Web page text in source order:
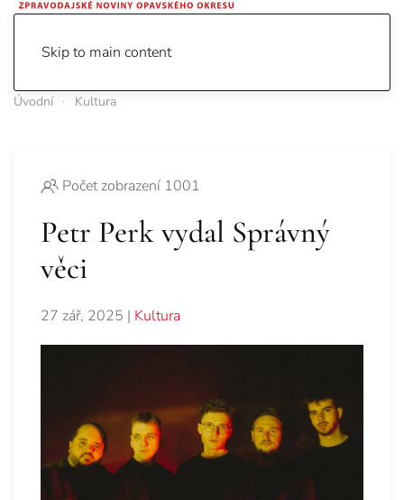
Skip to main content
Úvodní Kultura
Počet zobrazení 1001
Petr Perk vydal Správný
věci
27 zář, 2025 | Kultura